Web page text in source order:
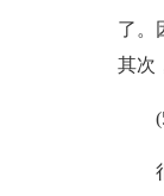
了。
其次